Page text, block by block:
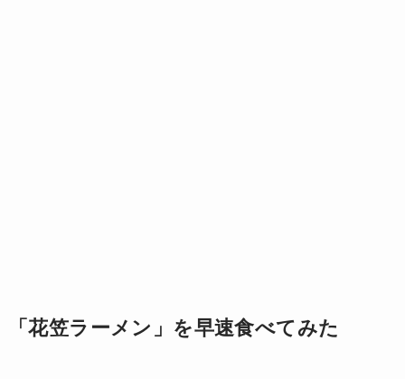
「花笠ラーメン」を早速食べてみた